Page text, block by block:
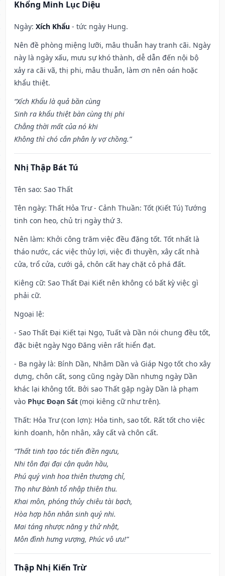
Khổng Minh Lục Diệu
Ngày: Xích Khẩu - tức ngày Hung.
Nên đề phòng miệng lưỡi, mâu thuẫn hay tranh cãi. Ngày
này là ngày xấu, mưu sự khó thành, dễ dẫn đến nội bộ
xảy ra cãi vã, thị phi, mâu thuẫn, làm ơn nên oán hoặc
khẩu thiệt.
“Xích Khẩu là quả bần cùng
Sinh ra khẩu thiệt bàn cùng thị phi
Chẳng thời mất của nó khi
Không thì chó cắn phân ly vợ chồng.”
Nhị Thập Bát Tú
Tên sao: Sao Thất
Tên ngày: Thất Hỏa Trư - Cảnh Thuần: Tốt (Kiết Tú) Tướng
tinh con heo, chủ trị ngày thứ 3.
Nên làm: Khởi công trăm việc đều đặng tốt. Tốt nhất là
tháo nước, các việc thủy lợi, việc đi thuyền, xây cất nhà
cửa, trổ cửa, cưới gả, chôn cất hay chặt cỏ phá đất.
Kiêng cữ: Sao Thất Đại Kiết nên không có bất kỳ việc gì
phải cữ.
Ngoại lệ:
- Sao Thất Đại Kiết tại Ngọ, Tuất và Dần nói chung đều tốt,
đặc biệt ngày Ngọ Đăng viên rất hiển đạt.
- Ba ngày là: Bính Dần, Nhâm Dần và Giáp Ngọ tốt cho xây
dựng, chôn cất, song cũng ngày Dần nhưng ngày Dần
khác lại không tốt. Bởi sao Thất gặp ngày Dần là phạm
vào Phục Đoạn Sát (mọi kiêng cữ như trên).
Thất: Hỏa Trư (con lợn): Hỏa tinh, sao tốt. Rất tốt cho việc
kinh doanh, hôn nhân, xây cất và chôn cất.
“Thất tinh tạo tác tiến điền ngưu,
Nhi tôn đại đại cận quân hầu,
Phú quý vinh hoa thiên thượng chỉ,
Thọ như Bành tổ nhập thiên thu.
Khai môn, phóng thủy chiêu tài bạch,
Hòa hợp hôn nhân sinh quý nhi.
Mai táng nhược năng y thử nhật,
Môn đình hưng vượng, Phúc vô ưu!”
Thập Nhị Kiến Trừ